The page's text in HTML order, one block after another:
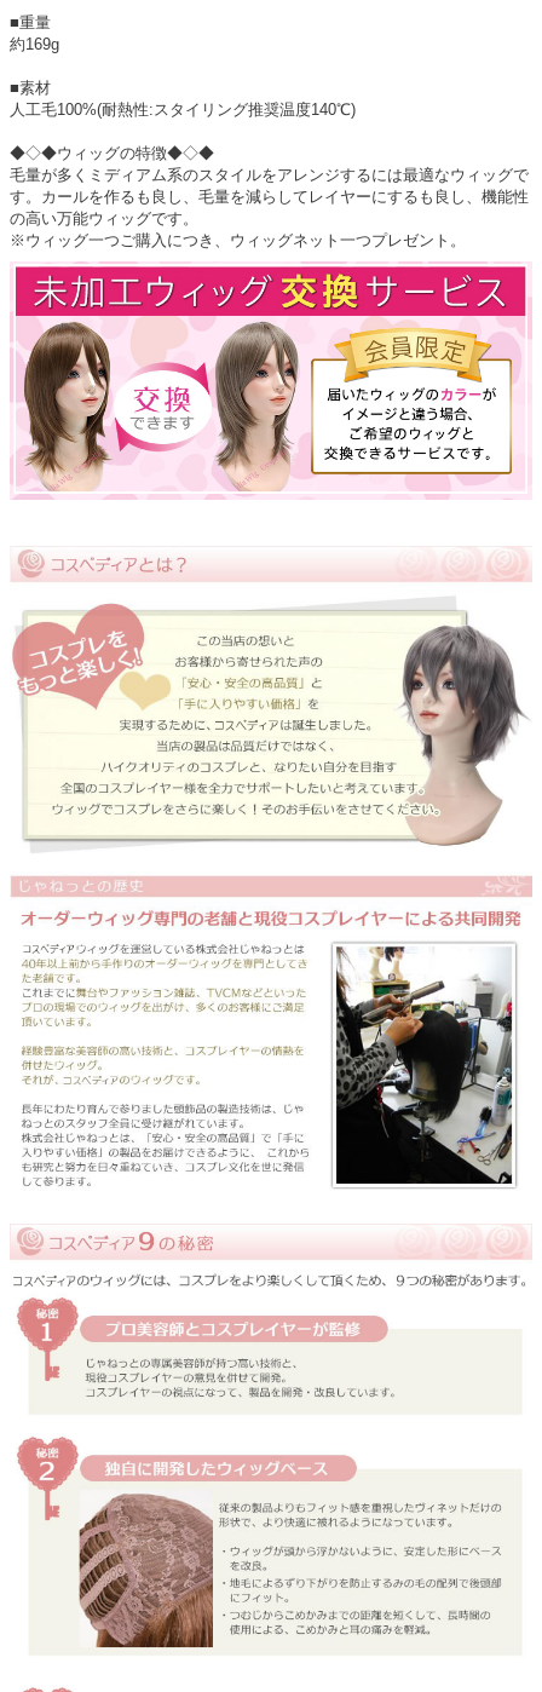
■重量
約169g
■素材
人工毛100%(耐熱性:スタイリング推奨温度140℃)
◆◇◆ウィッグの特徴◆◇◆
毛量が多くミディアム系のスタイルをアレンジするには最適なウィッグで
す。カールを作るも良し、毛量を減らしてレイヤーにするも良し、機能性
の高い万能ウィッグです。
※ウィッグ一つご購入につき、ウィッグネット一つプレゼント。